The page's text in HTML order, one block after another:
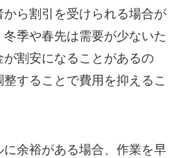
から割引を受けられる場合が
季や春先は需要が少ないた
割安になることがあるの
することで費用を抑えるこ
余裕がある場合、作業を早